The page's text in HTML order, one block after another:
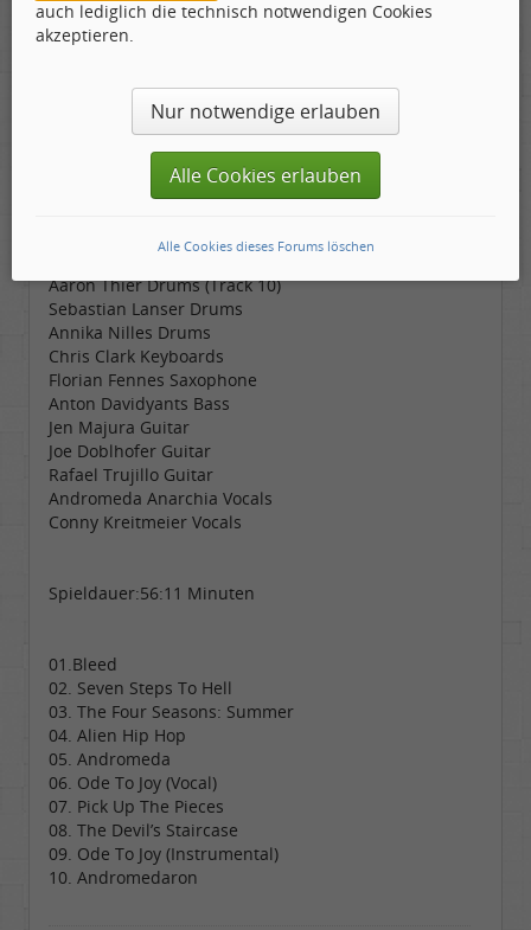
Medium: https://www.youtube.com/watch?
v=GgfYdeH110E
Panzerballettt
Übercode Œuvre , Hostile City Distribution, 2025
Jan Zehrfeld Guitar & Vocals
Marco Minnemann Drums
Aaron Thier Drums (Track 10)
Sebastian Lanser Drums
Annika Nilles Drums
Chris Clark Keyboards
Florian Fennes Saxophone
Anton Davidyants Bass
Jen Majura Guitar
Joe Doblhofer Guitar
Rafael Trujillo Guitar
Andromeda Anarchia Vocals
Conny Kreitmeier Vocals
Spieldauer:56:11 Minuten
01.Bleed
02. Seven Steps To Hell
03. The Four Seasons: Summer
04. Alien Hip Hop
05. Andromeda
06. Ode To Joy (Vocal)
07. Pick Up The Pieces
08. The Devil’s Staircase
09. Ode To Joy (Instrumental)
10. Andromedaron
auch lediglich die technisch notwendigen Cookies
akzeptieren.
Nur notwendige erlauben
Alle Cookies erlauben
Alle Cookies dieses Forums löschen